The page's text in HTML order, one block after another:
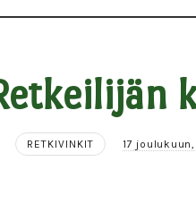
RETKIVINKIT 17 joulukuun,